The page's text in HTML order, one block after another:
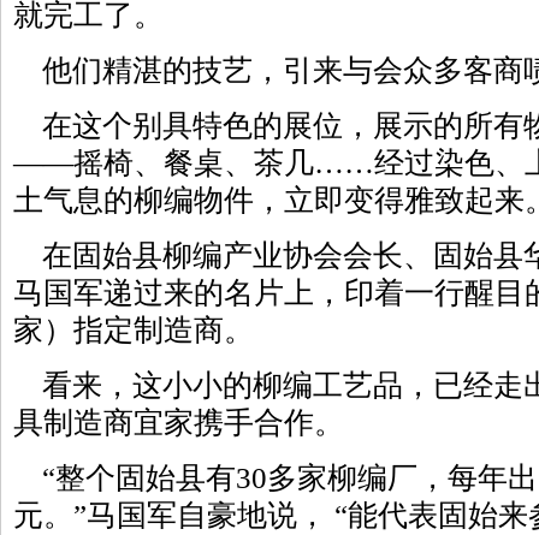
就完工了。
他们精湛的技艺，引来与会众多客商
在这个别具特色的展位，展示的所有
——摇椅、餐桌、茶几……经过染色、
土气息的柳编物件，立即变得雅致起来
在固始县柳编产业协会会长、固始县
马国军递过来的名片上，印着一行醒目
家）指定制造商。
看来，这小小的柳编工艺品，已经走
具制造商宜家携手合作。
“整个固始县有30多家柳编厂，每年
元。”马国军自豪地说， “能代表固始